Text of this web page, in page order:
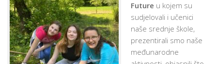
Future u kojem su
sudjelovali i učenici
naše srednje škole,
prezentirali smo naše
međunarodne